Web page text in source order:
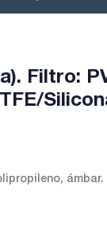
Filtro: